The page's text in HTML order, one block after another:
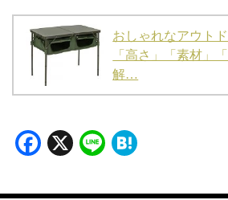
おしゃれなアウト
「高さ」「素材」
解…
Facebook
X Line